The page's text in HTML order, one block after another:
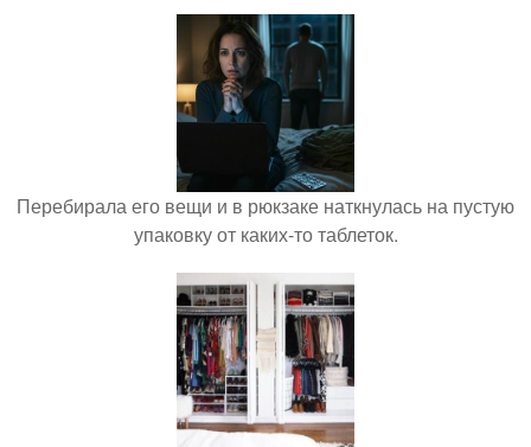
Перебирала его вещи и в рюкзаке наткнулась на пустую
упаковку от каких-то таблеток.